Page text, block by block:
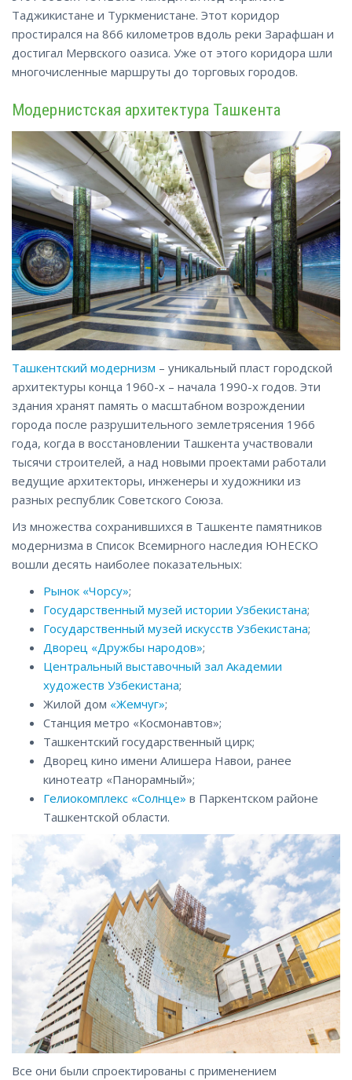
Таджикистане и Туркменистане. Этот коридор
простирался на 866 километров вдоль реки Зарафшан и
достигал Мервского оазиса. Уже от этого коридора шли
многочисленные маршруты до торговых городов.
Модернистская архитектура Ташкента
Ташкентский модернизм – уникальный пласт городской
архитектуры конца 1960-х – начала 1990-х годов. Эти
здания хранят память о масштабном возрождении
города после разрушительного землетрясения 1966
года, когда в восстановлении Ташкента участвовали
тысячи строителей, а над новыми проектами работали
ведущие архитекторы, инженеры и художники из
разных республик Советского Союза.
Из множества сохранившихся в Ташкенте памятников
модернизма в Список Всемирного наследия ЮНЕСКО
вошли десять наиболее показательных:
Рынок «Чорсу»;
Государственный музей истории Узбекистана;
Государственный музей искусств Узбекистана;
Дворец «Дружбы народов»;
Центральный выставочный зал Академии
художеств Узбекистана;
Жилой дом «Жемчуг»;
Станция метро «Космонавтов»;
Ташкентский государственный цирк;
Дворец кино имени Алишера Навои, ранее
кинотеатр «Панорамный»;
Гелиокомплекс «Солнце» в Паркентском районе
Ташкентской области.
Все они были спроектированы с применением